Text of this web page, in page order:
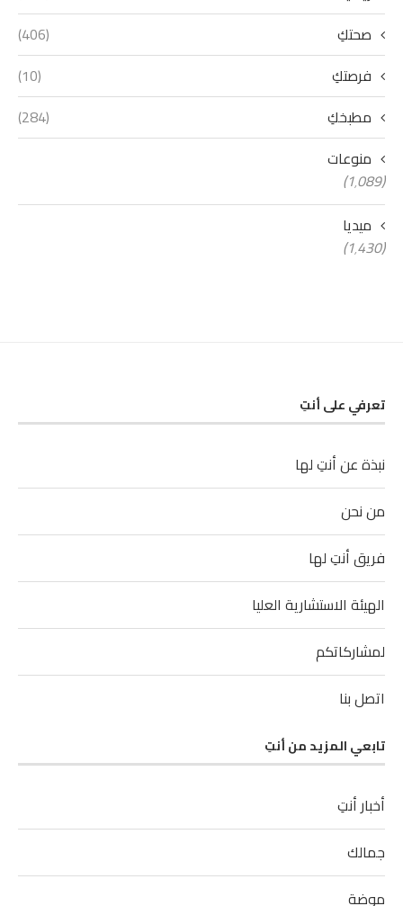
صحتكِ
(406)
فرصتكِ
(10)
مطبخكِ
(284)
منوعات
(1٬089)
ميديا
(1٬430)
تعرفي على أنتِ
نبذة عن أنتِ لها
من نحن
فريق أنتِ لها
الهيئة الاستشارية العليا
لمشاركاتكم
اتصل بنا
تابعي المزيد من أنتِ
أخبار أنتِ
جمالك
موضة